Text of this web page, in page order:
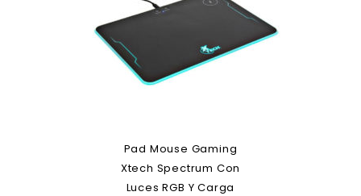
Pad Mouse Gaming
Xtech Spectrum Con
Luces RGB Y Carga